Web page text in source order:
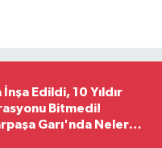
İnşa Edildi, 10 Yıldır
Bitmedi!
Garı'nda Neler